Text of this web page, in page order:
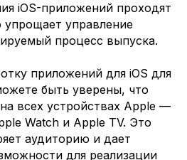
iOS-приложений проходят
упрощает управление
процесс выпуска.
приложений для iOS для
быть уверены, что
всех устройствах Apple —
Watch и Apple TV. Это
аудиторию и дает
для реализации
Телефон или мессенджер или почта (telegram, WhatsApp, email)
и мы
в течение